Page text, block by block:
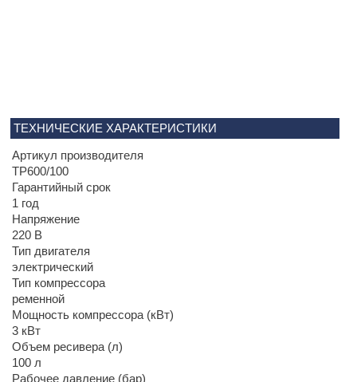
ТЕХНИЧЕСКИЕ ХАРАКТЕРИСТИКИ
Артикул производителя
TP600/100
Гарантийный срок
1 год
Напряжение
220 В
Тип двигателя
электрический
Тип компрессора
ременной
Мощность компрессора (кВт)
3 кВт
Объем ресивера (л)
100 л
Рабочее давление (бар)